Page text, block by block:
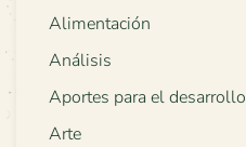
Alimentación
Análisis
Aportes para el desarrollo
Arte